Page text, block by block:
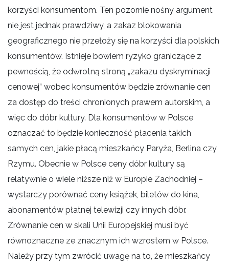
korzyści konsumentom. Ten pozornie nośny argument
nie jest jednak prawdziwy, a zakaz blokowania
geograficznego nie przełoży się na korzyści dla polskich
konsumentów. Istnieje bowiem ryzyko graniczące z
pewnością, że odwrotną stroną „zakazu dyskryminacji
cenowej” wobec konsumentów będzie zrównanie cen
za dostęp do treści chronionych prawem autorskim, a
więc do dóbr kultury. Dla konsumentów w Polsce
oznaczać to będzie konieczność płacenia takich
samych cen, jakie płacą mieszkańcy Paryża, Berlina czy
Rzymu. Obecnie w Polsce ceny dóbr kultury są
relatywnie o wiele niższe niż w Europie Zachodniej –
wystarczy porównać ceny książek, biletów do kina,
abonamentów płatnej telewizji czy innych dóbr.
Zrównanie cen w skali Unii Europejskiej musi być
równoznaczne ze znacznym ich wzrostem w Polsce.
Należy przy tym zwrócić uwagę na to, że mieszkańcy